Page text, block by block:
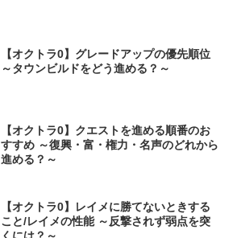
【オクトラ0】グレードアップの優先順位
～タウンビルドをどう進める？～
【オクトラ0】クエストを進める順番のお
すすめ ～復興・富・権力・名声のどれから
進める？～
【オクトラ0】レイメに勝てないときする
こと/レイメの性能 ～反撃されず弱点を突